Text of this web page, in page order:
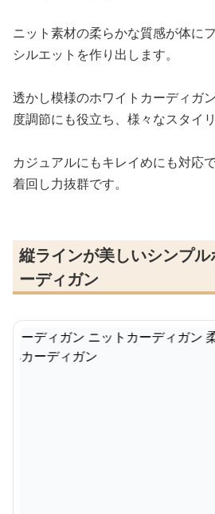
ニット素材の柔らかな質感が体に
シルエットを作り出します。
透かし模様のホワイトカーディガ
度調節にも役立ち、様々なスタイ
カジュアルにもキレイめにも対応
着回し力抜群です。
縦ラインが美しいシンプ
ーディガン